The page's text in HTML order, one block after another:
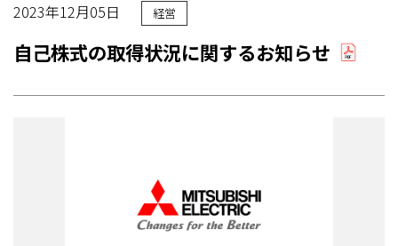
2023年12月05日 経営
自己株式の取得状況に関するお知らせ